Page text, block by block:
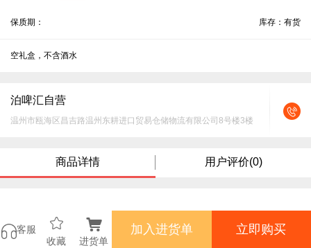
保质期： 库存：有货
泊啤汇自营
温州市瓯海区昌吉路温州东耕进口贸易仓储物流有限公司8号楼3楼
商品详情 用户评价(0)
客服 
收藏

进货单
加入进货单 立即购买